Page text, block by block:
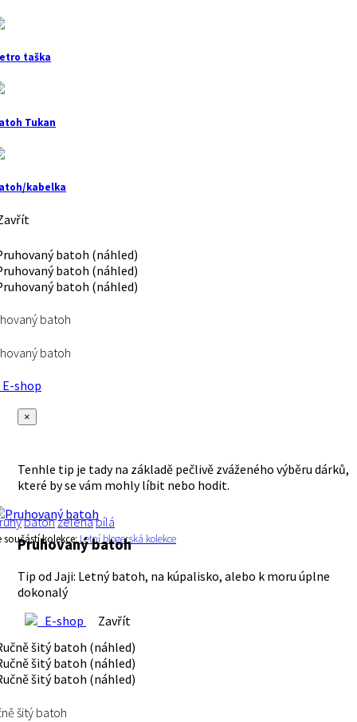
taška
Tukan
kabelka
batoh
batoh
shop
×
Tenhle tip je tady na základě pečlivě zváženého výběru dárků,
které by se vám mohly líbit nebo hodit.
batohzelenábílá
součástí kolekce:Letní blogerská kolekce
Pruhovaný batoh
Tip od Jaji: Letný batoh, na kúpalisko, alebo k moru úplne
dokonalý
E-shop
Zavřít
šitý batoh